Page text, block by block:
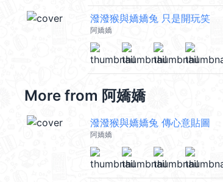
潑潑猴與嬌嬌兔 只是開玩笑
阿嬌嬌
More from 阿嬌嬌
潑潑猴與嬌嬌兔 傳心意貼圖
阿嬌嬌